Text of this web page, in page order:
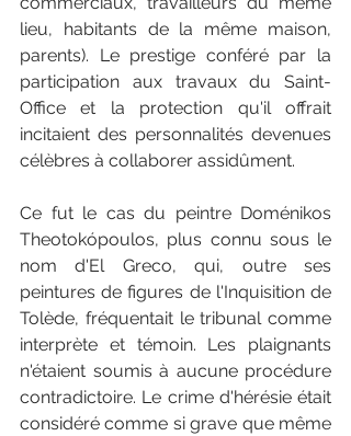
lieu, habitants de la même maison,
parents). Le prestige conféré par la
participation aux travaux du Saint-
Office et la protection qu'il offrait
incitaient des personnalités devenues
célèbres à collaborer assidûment.
Ce fut le cas du peintre Doménikos
Theotokópoulos, plus connu sous le
nom d'El Greco, qui, outre ses
peintures de figures de l'Inquisition de
Tolède, fréquentait le tribunal comme
interprète et témoin. Les plaignants
n'étaient soumis à aucune procédure
contradictoire. Le crime d'hérésie était
considéré comme si grave que même